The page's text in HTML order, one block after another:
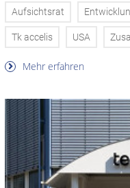
Aufsichtsrat
Tk accelis USA
Mehr erfahren